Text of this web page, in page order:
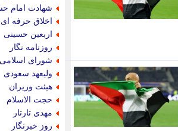
شهادت امام
اخلاق حرفه ای
اربعین حسینی
روزنامه نگار
شورای اسلامی
ولیعهد سعودی
هیئت وزیران
حجت الاسلام
مهدی تارتار
روز خبرنگار